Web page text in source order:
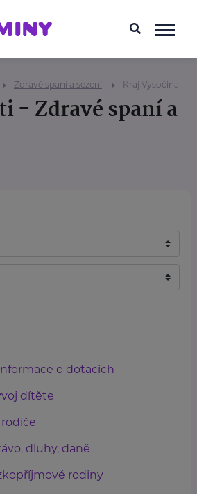
Zdravé spaní a sezení Kraj Vysočina
- Zdravé spaní a
o dotacích
dítěte
dluhy, daně
rodiny